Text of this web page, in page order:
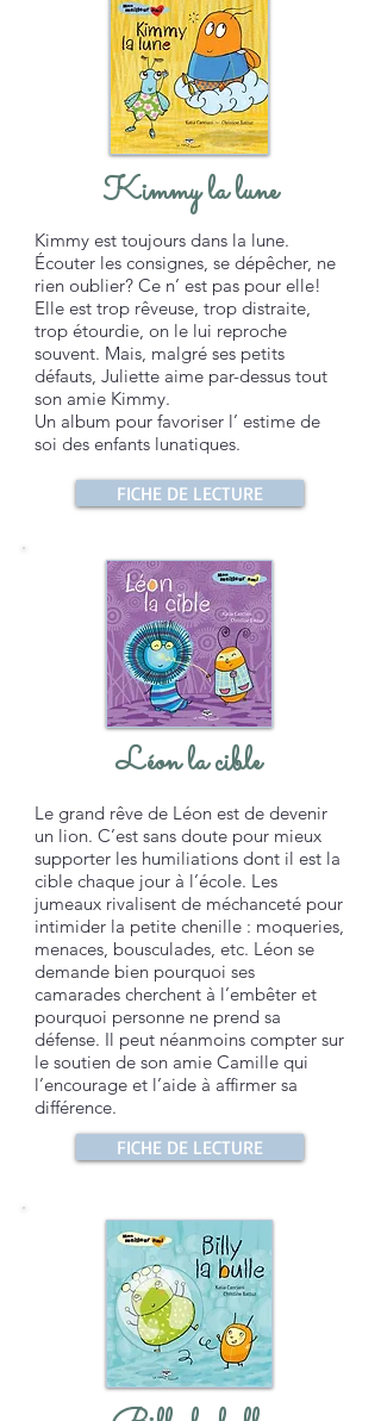
Kimmy la lune
Kimmy est toujours dans la lune.
Écouter les consignes, se dépêcher, ne
rien oublier? Ce n’ est pas pour elle!
Elle est trop rêveuse, trop distraite,
trop étourdie, on le lui reproche
souvent. Mais, malgré ses petits
défauts, Juliette aime par-dessus tout
son amie Kimmy.
Un album pour favoriser l’ estime de
soi des enfants lunatiques.
FICHE DE LECTURE
Léon la cible
Le grand rêve de Léon est de devenir
un lion. C’est sans doute pour mieux
supporter les humiliations dont il est la
cible chaque jour à l’école. Les
jumeaux rivalisent de méchanceté pour
intimider la petite chenille : moqueries,
menaces, bousculades, etc. Léon se
demande bien pourquoi ses
camarades cherchent à l’embêter et
pourquoi personne ne prend sa
défense. Il peut néanmoins compter sur
le soutien de son amie Camille qui
l’encourage et l’aide à affirmer sa
différence.
FICHE DE LECTURE